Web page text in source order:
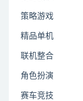
策略游戏
精品单机
联机整合
角色扮演
赛车竞技